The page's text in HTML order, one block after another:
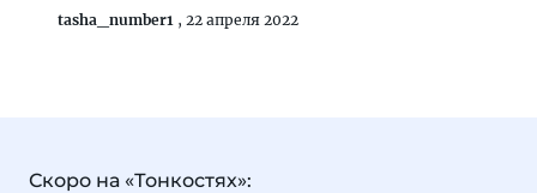
tasha_number1 , 22 апреля 2022
Скоро на «Тонкостях»: